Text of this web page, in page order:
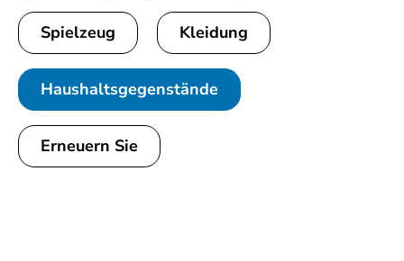
Spielzeug Kleidung
Haushaltsgegenstände
Erneuern Sie